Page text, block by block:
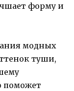
форму и
модных
туши,
поможет